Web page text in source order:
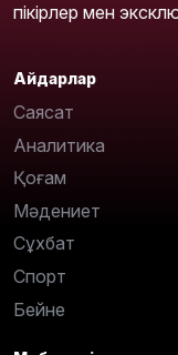
пікірлер мен
Айдарлар
Саясат
Аналитика
Қоғам
Мәдениет
Сұхбат
Спорт
Бейне